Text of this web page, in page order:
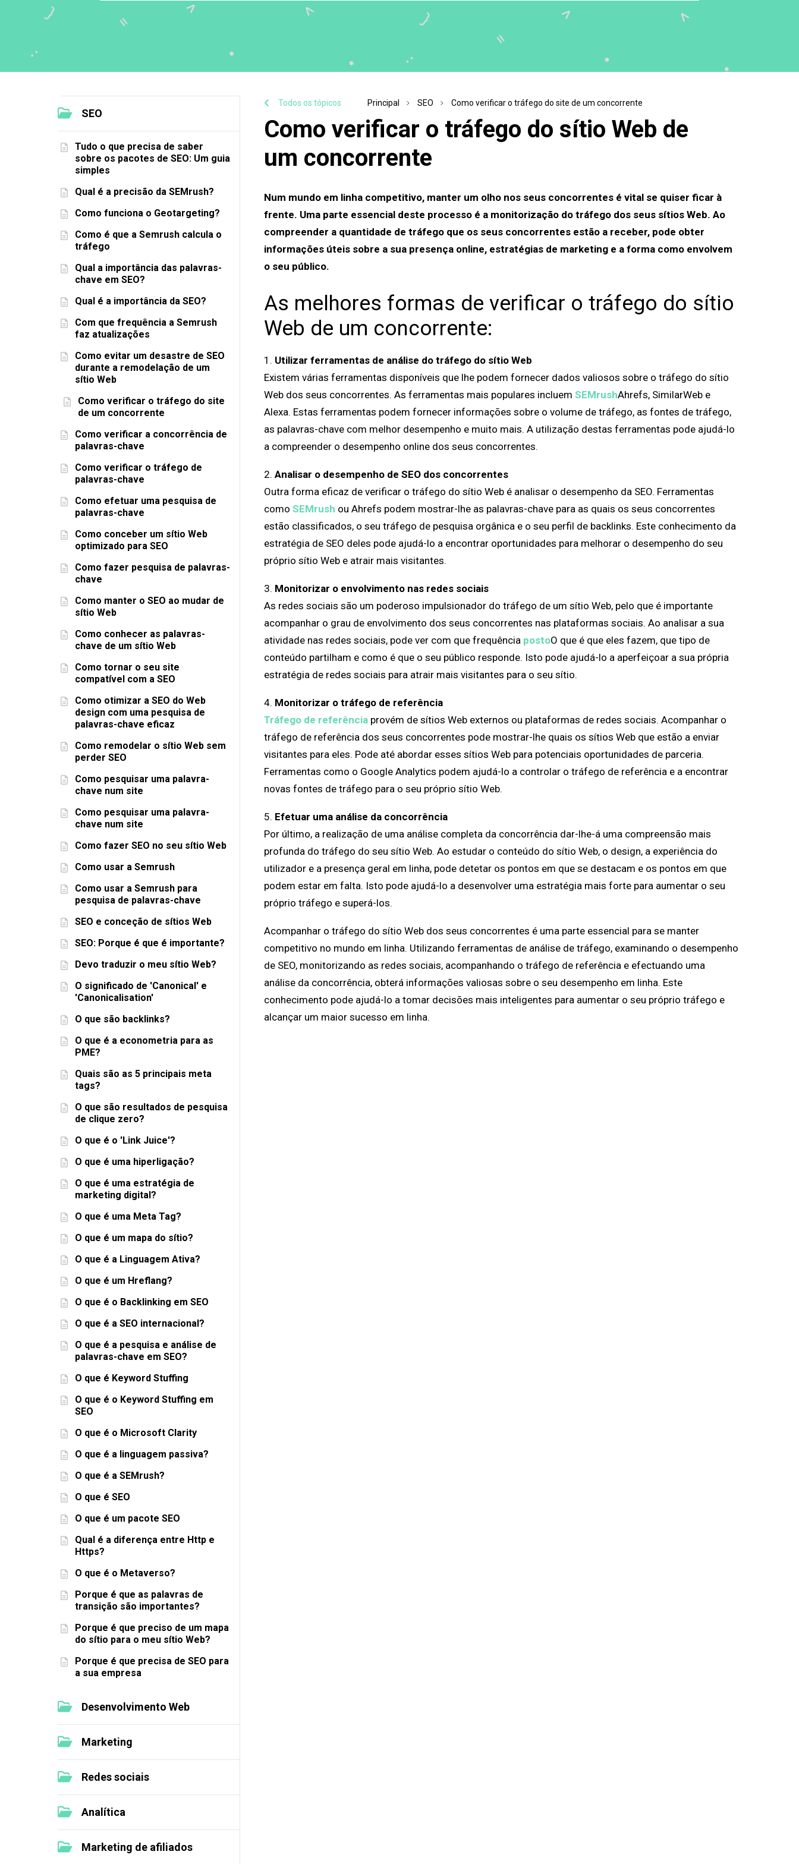
SEO
Tudo o que precisa de saber
sobre os pacotes de SEO: Um guia
simples
Qual é a precisão da SEMrush?
Como funciona o Geotargeting?
Como é que a Semrush calcula o
tráfego
Qual a importância das palavras-
chave em SEO?
Qual é a importância da SEO?
Com que frequência a Semrush
faz atualizações
Como evitar um desastre de SEO
durante a remodelação de um
sítio Web
Como verificar o tráfego do site
de um concorrente
Como verificar a concorrência de
palavras-chave
Como verificar o tráfego de
palavras-chave
Como efetuar uma pesquisa de
palavras-chave
Como conceber um sítio Web
optimizado para SEO
Como fazer pesquisa de palavras-
chave
Como manter o SEO ao mudar de
sítio Web
Como conhecer as palavras-
chave de um sítio Web
Como tornar o seu site
compatível com a SEO
Como otimizar a SEO do Web
design com uma pesquisa de
palavras-chave eficaz
Como remodelar o sítio Web sem
perder SEO
Como pesquisar uma palavra-
chave num site
Como pesquisar uma palavra-
chave num site
Como fazer SEO no seu sítio Web
Como usar a Semrush
Como usar a Semrush para
pesquisa de palavras-chave
SEO e conceção de sítios Web
SEO: Porque é que é importante?
Devo traduzir o meu sítio Web?
O significado de 'Canonical' e
'Canonicalisation'
O que são backlinks?
O que é a econometria para as
PME?
Quais são as 5 principais meta
tags?
O que são resultados de pesquisa
de clique zero?
O que é o 'Link Juice'?
O que é uma hiperligação?
O que é uma estratégia de
marketing digital?
O que é uma Meta Tag?
O que é um mapa do sítio?
O que é a Linguagem Ativa?
O que é um Hreflang?
O que é o Backlinking em SEO
O que é a SEO internacional?
O que é a pesquisa e análise de
palavras-chave em SEO?
O que é Keyword Stuffing
O que é o Keyword Stuffing em
SEO
O que é o Microsoft Clarity
O que é a linguagem passiva?
O que é a SEMrush?
O que é SEO
O que é um pacote SEO
Qual é a diferença entre Http e
Https?
O que é o Metaverso?
Porque é que as palavras de
transição são importantes?
Porque é que preciso de um mapa
do sítio para o meu sítio Web?
Porque é que precisa de SEO para
a sua empresa
Desenvolvimento Web
Marketing
Redes sociais
Analítica
Marketing de afiliados
Todos os tópicos Principal SEO Como verificar o tráfego do site de um concorrente
Como verificar o tráfego do sítio Web de
um concorrente
Num mundo em linha competitivo, manter um olho nos seus concorrentes é vital se quiser ficar à
frente. Uma parte essencial deste processo é a monitorização do tráfego dos seus sítios Web. Ao
compreender a quantidade de tráfego que os seus concorrentes estão a receber, pode obter
informações úteis sobre a sua presença online, estratégias de marketing e a forma como envolvem
o seu público.
As melhores formas de verificar o tráfego do sítio
Web de um concorrente:
1. Utilizar ferramentas de análise do tráfego do sítio Web
Existem várias ferramentas disponíveis que lhe podem fornecer dados valiosos sobre o tráfego do sítio
Web dos seus concorrentes. As ferramentas mais populares incluem SEMrushAhrefs, SimilarWeb e
Alexa. Estas ferramentas podem fornecer informações sobre o volume de tráfego, as fontes de tráfego,
as palavras-chave com melhor desempenho e muito mais. A utilização destas ferramentas pode ajudá-lo
a compreender o desempenho online dos seus concorrentes.
2. Analisar o desempenho de SEO dos concorrentes
Outra forma eficaz de verificar o tráfego do sítio Web é analisar o desempenho da SEO. Ferramentas
como SEMrush ou Ahrefs podem mostrar-lhe as palavras-chave para as quais os seus concorrentes
estão classificados, o seu tráfego de pesquisa orgânica e o seu perfil de backlinks. Este conhecimento da
estratégia de SEO deles pode ajudá-lo a encontrar oportunidades para melhorar o desempenho do seu
próprio sítio Web e atrair mais visitantes.
3. Monitorizar o envolvimento nas redes sociais
As redes sociais são um poderoso impulsionador do tráfego de um sítio Web, pelo que é importante
acompanhar o grau de envolvimento dos seus concorrentes nas plataformas sociais. Ao analisar a sua
atividade nas redes sociais, pode ver com que frequência postoO que é que eles fazem, que tipo de
conteúdo partilham e como é que o seu público responde. Isto pode ajudá-lo a aperfeiçoar a sua própria
estratégia de redes sociais para atrair mais visitantes para o seu sítio.
4. Monitorizar o tráfego de referência
Tráfego de referência provém de sítios Web externos ou plataformas de redes sociais. Acompanhar o
tráfego de referência dos seus concorrentes pode mostrar-lhe quais os sítios Web que estão a enviar
visitantes para eles. Pode até abordar esses sítios Web para potenciais oportunidades de parceria.
Ferramentas como o Google Analytics podem ajudá-lo a controlar o tráfego de referência e a encontrar
novas fontes de tráfego para o seu próprio sítio Web.
5. Efetuar uma análise da concorrência
Por último, a realização de uma análise completa da concorrência dar-lhe-á uma compreensão mais
profunda do tráfego do seu sítio Web. Ao estudar o conteúdo do sítio Web, o design, a experiência do
utilizador e a presença geral em linha, pode detetar os pontos em que se destacam e os pontos em que
podem estar em falta. Isto pode ajudá-lo a desenvolver uma estratégia mais forte para aumentar o seu
próprio tráfego e superá-los.
Acompanhar o tráfego do sítio Web dos seus concorrentes é uma parte essencial para se manter
competitivo no mundo em linha. Utilizando ferramentas de análise de tráfego, examinando o desempenho
de SEO, monitorizando as redes sociais, acompanhando o tráfego de referência e efectuando uma
análise da concorrência, obterá informações valiosas sobre o seu desempenho em linha. Este
conhecimento pode ajudá-lo a tomar decisões mais inteligentes para aumentar o seu próprio tráfego e
alcançar um maior sucesso em linha.